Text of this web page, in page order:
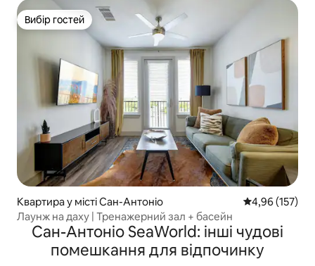
Вибір гостей
Вибір гостей
Квартира у місті Сан-Антоніо Середня
4,96 (157)
Лаунж на даху | Тренажерний зал + басейн
Сан-Антоніо SeaWorld: інші чудові
помешкання для відпочинку